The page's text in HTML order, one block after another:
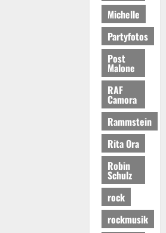
Michelle
Partyfotos
Post
Malone
RAF
Camora
Rammstein
Rita Ora
Robin
Schulz
rock
rockmusik